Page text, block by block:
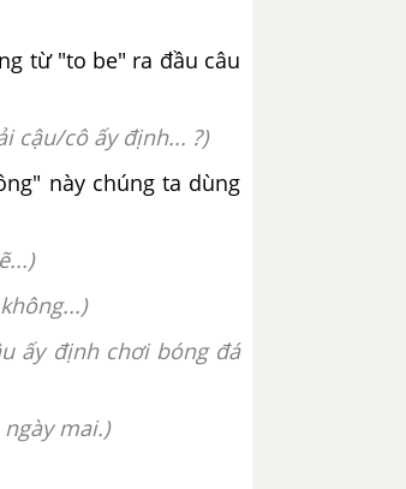
từ "to be" ra đầu câu
cậu/cô ấy định... ?)
này chúng ta dùng
ấy định chơi bóng đá
mai.)